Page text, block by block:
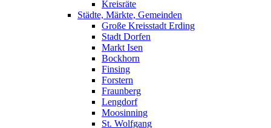
Kreisräte
Städte, Märkte, Gemeinden
Große Kreisstadt Erding
Stadt Dorfen
Markt Isen
Bockhorn
Finsing
Forstern
Fraunberg
Lengdorf
Moosinning
St. Wolfgang